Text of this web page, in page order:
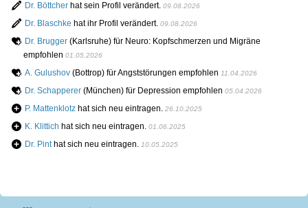
Dr. Böttcherhat sein Profil verändert. 09.08.2026
Dr. Blaschke hat ihr Profil verändert. 09.08.2026
Dr. Brugger(Karlsruhe) für Neuro: Kopfschmerzen und Migräne
empfohlen 01.05.2026
A. Gulushov(Bottrop) für Angststörungen empfohlen 11.04.2026
Dr. Schapperer(München) für Depression empfohlen 05.04.2026
P. Mattenklotzhat sich neu eintragen. 26.10.2025
K. Klittich hat sich neu eintragen. 01.06.2025
Dr. Pinthat sich neu eintragen. 10.05.2025